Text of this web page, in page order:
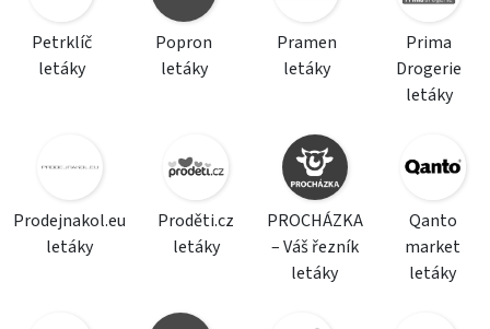
Petrklíč
letáky
Popron
letáky
Pramen
letáky
Prima
Drogerie
letáky
Prodejnakol.eu
letáky
Proděti.cz
letáky
PROCHÁZKA
– Váš řezník
letáky
Qanto
market
letáky